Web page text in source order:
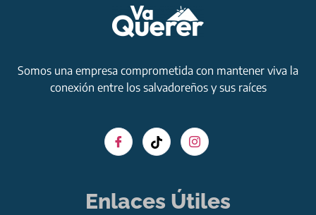
Somos una empresa comprometida con mantener viva la
conexión entre los salvadoreños y sus raíces
Enlaces Útiles